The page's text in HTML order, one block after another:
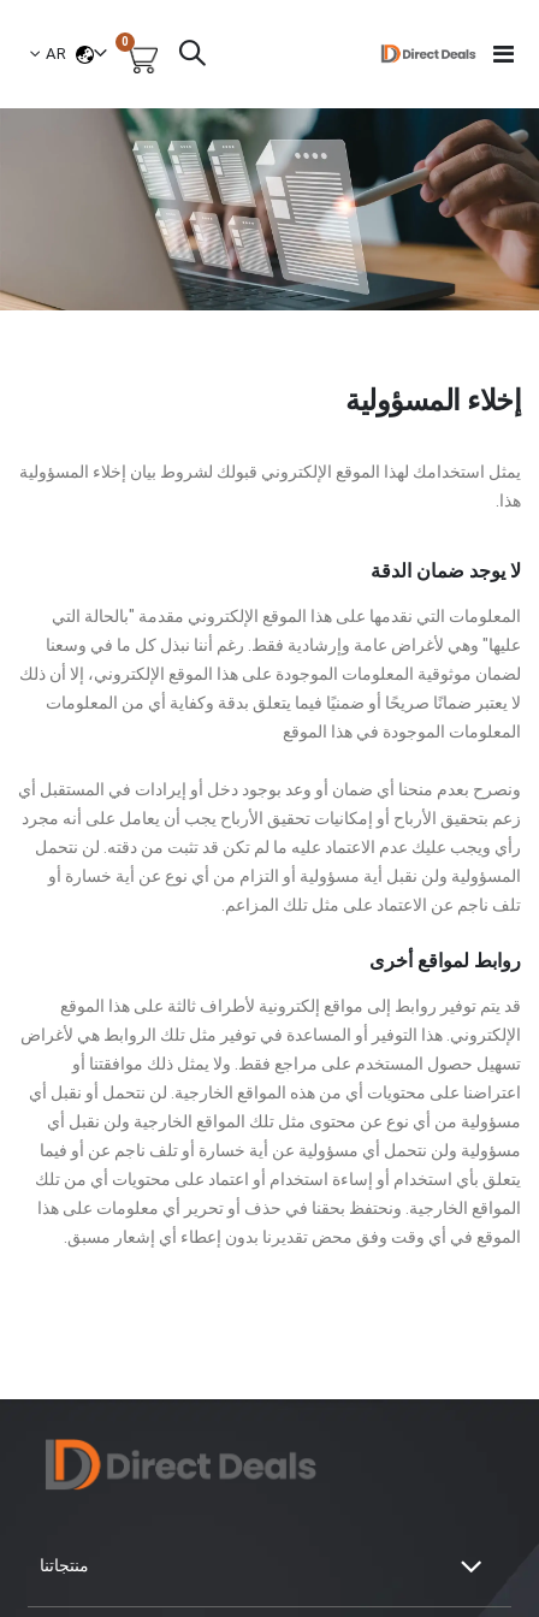
Toggle
السلة
0العناصر
لغة
AR
إخلاء المسؤولية
يمثل استخدامك لهذا الموقع الإلكتروني قبولك لشروط بيان إخلاء المسؤولية
هذا.
لا يوجد ضمان الدقة
المعلومات التي نقدمها على هذا الموقع الإلكتروني مقدمة "بالحالة التي
عليها" وهي لأغراض عامة وإرشادية فقط. رغم أننا نبذل كل ما في وسعنا
لضمان موثوقية المعلومات الموجودة على هذا الموقع الإلكتروني، إلا أن ذلك
لا يعتبر ضمانًا صريحًا أو ضمنيًا فيما يتعلق بدقة وكفاية أي من المعلومات
المعلومات الموجودة في هذا الموقع
ونصرح بعدم منحنا أي ضمان أو وعد بوجود دخل أو إيرادات في المستقبل أي
زعم بتحقيق الأرباح أو إمكانيات تحقيق الأرباح يجب أن يعامل على أنه مجرد
رأي ويجب عليك عدم الاعتماد عليه ما لم تكن قد تثبت من دقته. لن نتحمل
المسؤولية ولن نقبل أية مسؤولية أو التزام من أي نوع عن أية خسارة أو
تلف ناجم عن الاعتماد على مثل تلك المزاعم.
روابط لمواقع أخرى
قد يتم توفير روابط إلى مواقع إلكترونية لأطراف ثالثة على هذا الموقع
الإلكتروني. هذا التوفير أو المساعدة في توفير مثل تلك الروابط هي لأغراض
تسهيل حصول المستخدم على مراجع فقط. ولا يمثل ذلك موافقتنا أو
اعتراضنا على محتويات أي من هذه المواقع الخارجية. لن نتحمل أو نقبل أي
مسؤولية من أي نوع عن محتوى مثل تلك المواقع الخارجية ولن نقبل أي
مسؤولية ولن نتحمل أي مسؤولية عن أية خسارة أو تلف ناجم عن أو فيما
يتعلق بأي استخدام أو إساءة استخدام أو اعتماد على محتويات أي من تلك
المواقع الخارجية. ونحتفظ بحقنا في حذف أو تحرير أي معلومات على هذا
الموقع في أي وقت وفق محض تقديرنا بدون إعطاء أي إشعار مسبق.
منتجاتنا